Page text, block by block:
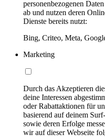
personenbezogenen
ab und nutzen deren
Dienste bereits nutzt:
Bing, Criteo, Meta,
Marketing
Durch das Akzeptieren
deine Interessen
oder Rabattaktionen für
basierend auf deinem
sowie deren Erfolge
wir auf dieser Webseite